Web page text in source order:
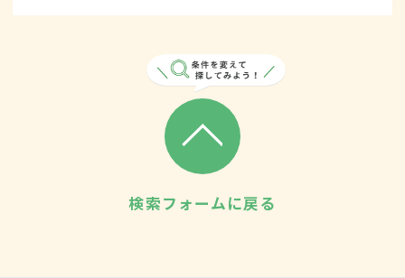
検索フォームに戻る